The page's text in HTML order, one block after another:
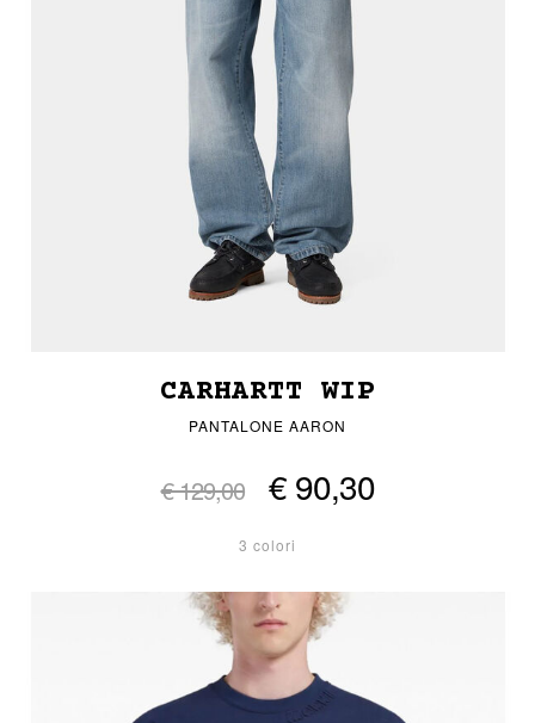
CARHARTT WIP
PANTALONE AARON
€ 129,00 € 90,30
3 colori